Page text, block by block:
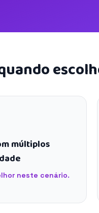
múltiplos
neste cenário.